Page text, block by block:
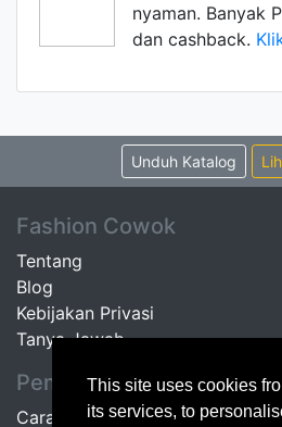
This site uses cookies
its services, to
nyaman. Banyak
dan cashback.
Unduh Katalog
Fashion Cowok
Tentang
Blog
Kebijakan Privasi
Tanya Jawab
Pembeli
Cara Belanja